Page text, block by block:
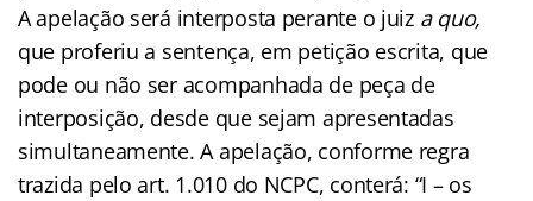
A apelação será interposta perante o juiz a quo,
que proferiu a sentença, em petição escrita, que
pode ou não ser acompanhada de peça de
interposição, desde que sejam apresentadas
simultaneamente. A apelação, conforme regra
trazida pelo art. 1.010 do NCPC, conterá: “I – os